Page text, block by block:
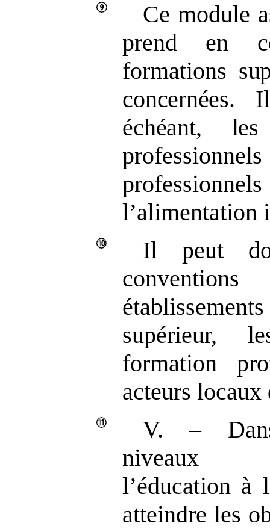
Ce module
prend en
formations
échéant, les
l’alimentation
Il peut
supérieur,
formation
acteurs
V. –
niveaux
l’éducation à
atteindre les